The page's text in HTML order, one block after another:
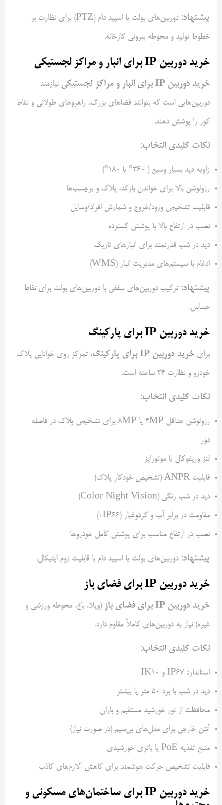
پیشنهاد:
دوربین‌های بولت یا اسپید دام (PTZ) برای نظارت بر
خطوط تولید و محوطه بیرونی کارخانه.
خرید دوربین IP برای انبار و مراکز لجستیکی
خرید دوربین IP برای انبار و مراکز لجستیکی
نیازمند
دوربین‌هایی است که بتوانند فضاهای بزرگ، راهروهای طولانی و نقاط
کور را پوشش دهند.
نکات کلیدی انتخاب:
زاویه دید بسیار وسیع ( 360° یا 180°)
رزولوشن بالا برای خواندن بارکد، پلاک و برچسب‌ها
قابلیت تشخیص ورود/خروج و شمارش افراد/وسایل
نصب در ارتفاع بالا با پوشش گسترده
دید در شب قدرتمند برای انبارهای تاریک
ادغام با سیستم‌های مدیریت انبار (WMS)
پیشنهاد: ترکیب دوربین‌های سقفی با دوربین‌های بولت برای نقاط
حساس.
خرید دوربین IP برای پارکینگ
برای خرید دوربین IP برای پارکینگ
، تمرکز روی خوانایی پلاک
خودرو و نظارت 24 ساعته است.
نکات کلیدی انتخاب:
رزولوشن حداقل 4MP یا 8MP برای تشخیص پلاک در فاصله
دور
لنز وریفوکال یا موتورایز
قابلیت ANPR (تشخیص خودکار پلاک)
دید در شب رنگی (Color Night Vision)
مقاومت در برابر آب و گردوغبار (IP66+)
نصب در ارتفاع مناسب برای پوشش کامل خودروها
پیشنهاد: دوربین‌های بولت یا اسپید دام با قابلیت زوم اپتیکال.
خرید دوربین IP برای فضای باز
خرید دوربین IP برای فضای باز
(ویلا، باغ، محوطه ورزشی و
غیره) نیاز به دوربین‌های کاملاً مقاوم دارد.
نکات کلیدی انتخاب:
استاندارد IP67 و IK10
دید در شب با برد 50 متر یا بیشتر
محافظت از نور خورشید مستقیم و باران
آنتن خارجی برای مدل‌های بی‌سیم (در صورت نیاز)
منبع تغذیه PoE یا باتری خورشیدی
قابلیت تشخیص حرکت هوشمند برای کاهش آلارم‌های کاذب
خرید دوربین IP برای ساختمان‌های مسکونی و